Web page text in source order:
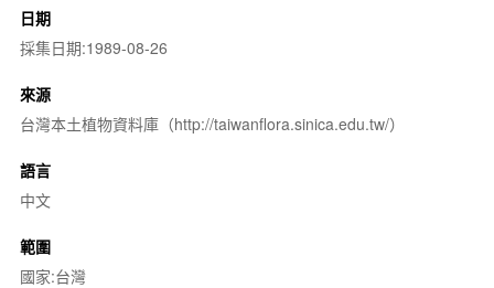
日期
採集日期:1989-08-26
來源
台灣本土植物資料庫（http://taiwanflora.sinica.edu.tw/）
語言
中文
範圍
國家:台灣